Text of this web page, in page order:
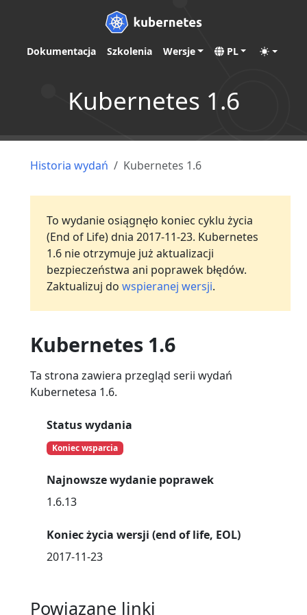
Dokumentacja Szkolenia Wersje PL
Kubernetes 1.6
Historia wydań Kubernetes 1.6
To wydanie osiągnęło koniec cyklu życia
(End of Life) dnia 2017-11-23. Kubernetes
1.6 nie otrzymuje już aktualizacji
bezpieczeństwa ani poprawek błędów.
Zaktualizuj do wspieranej wersji.
Kubernetes 1.6
Ta strona zawiera przegląd serii wydań
Kubernetesa 1.6.
Status wydania
Koniec wsparcia
Najnowsze wydanie poprawek
1.6.13
Koniec życia wersji (end of life, EOL)
2017-11-23
Powiązane linki